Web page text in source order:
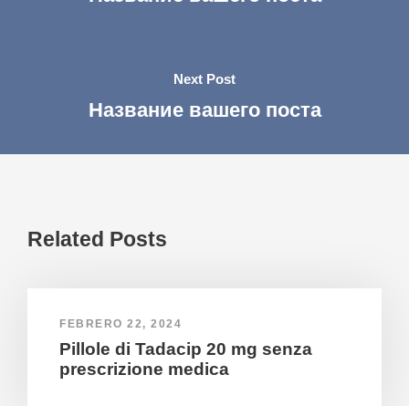
Next Post
Название вашего поста
Related Posts
FEBRERO 22, 2024
Pillole di Tadacip 20 mg senza
prescrizione medica